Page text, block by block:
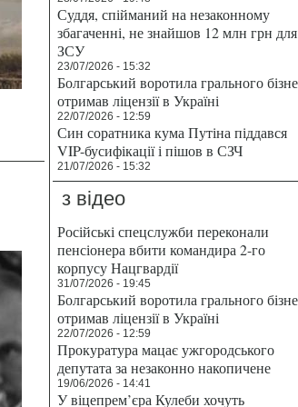
Суддя, спійманий на незаконному
збагаченні, не знайшов 12 млн грн для
ЗСУ
23/07/2026 - 15:32
Болгарський воротила грального
отримав ліцензії в Україні
22/07/2026 - 12:59
Син соратника кума Путіна піддався
VIP-бусифікації і пішов в СЗЧ
21/07/2026 - 15:32
з відео
Російські спецслужби переконали
пенсіонера вбити командира 2-го
корпусу Нацгвардії
31/07/2026 - 19:45
Болгарський воротила грального
отримав ліцензії в Україні
22/07/2026 - 12:59
Прокуратура мацає ужгородського
депутата за незаконно накопичене
19/06/2026 - 14:41
У віцепрем’єра Кулеби хочуть